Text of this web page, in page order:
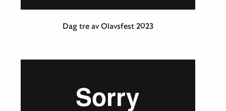
Dag tre av Olavsfest 2023